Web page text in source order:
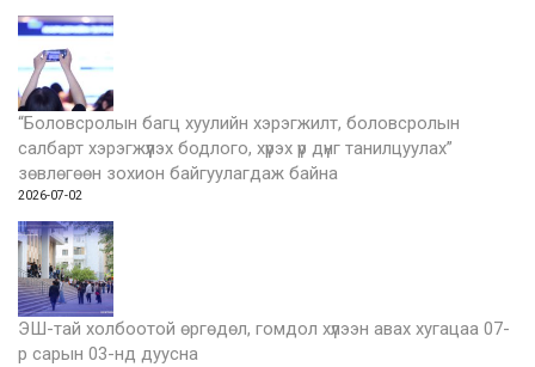
“Боловсролын багц хуулийн хэрэгжилт, боловсролын
салбарт хэрэгжүүлэх бодлого, хүрэх үр дүнг танилцуулах”
зөвлөгөөн зохион байгуулагдаж байна
2026-07-02
ЭШ-тай холбоотой өргөдөл, гомдол хүлээн авах хугацаа 07-
р сарын 03-нд дуусна